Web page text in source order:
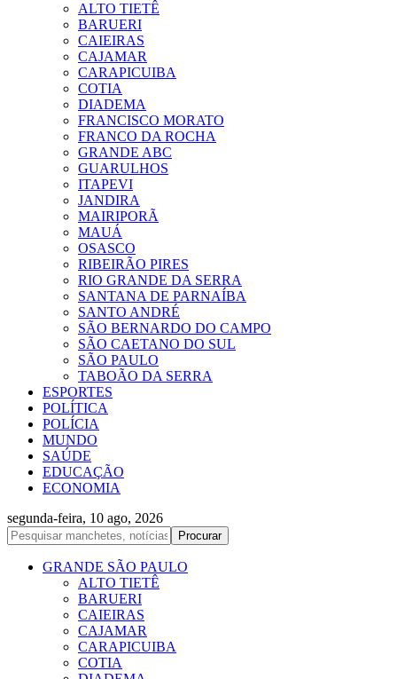
ALTO TIETÊ
BARUERI
CAIEIRAS
CAJAMAR
CARAPICUIBA
COTIA
DIADEMA
FRANCISCO MORATO
FRANCO DA ROCHA
GRANDE ABC
GUARULHOS
ITAPEVI
JANDIRA
MAIRIPORÃ
MAUÁ
OSASCO
RIBEIRÃO PIRES
RIO GRANDE DA SERRA
SANTANA DE PARNAÍBA
SANTO ANDRÉ
SÃO BERNARDO DO CAMPO
SÃO CAETANO DO SUL
SÃO PAULO
TABOÃO DA SERRA
ESPORTES
POLÍTICA
POLÍCIA
MUNDO
SAÚDE
EDUCAÇÃO
ECONOMIA
segunda-feira, 10 ago, 2026
GRANDE SÃO PAULO
ALTO TIETÊ
BARUERI
CAIEIRAS
CAJAMAR
CARAPICUIBA
COTIA